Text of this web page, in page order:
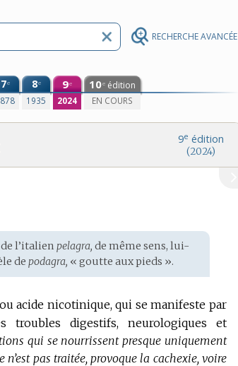
RECHERCHE AVANCÉE
7e 8e
1935
9e
2024
10e édition
EN COURS
9e édition
(2024)
l’italien pelagra, de même sens, lui-
depodagra, « goutte aux pieds ».
acide nicotinique, qui se manifeste par
digestifs, neurologiques et
qui se nourrissent presque uniquement
n’est pas traitée, provoque la cachexie, voire